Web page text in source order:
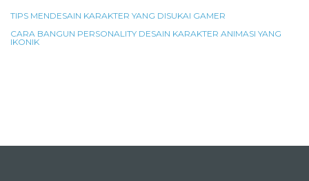
TIPS MENDESAIN KARAKTER YANG DISUKAI GAMER
CARA BANGUN PERSONALITY DESAIN KARAKTER ANIMASI YANG
IKONIK